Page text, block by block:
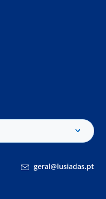
geral@lusiadas.pt